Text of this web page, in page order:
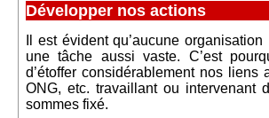
Développer nos actions
Il est évident qu’aucune
une tâche aussi vaste. C’est
d’étoffer considérablement nos
ONG, etc. travaillant ou intervenant
sommes fixé.